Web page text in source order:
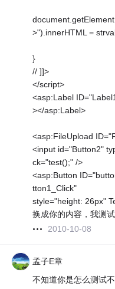
>").innerHTML =
}
// ]]>
</script>
<asp:Label
></asp:Label>
<asp:FileUpload
<input id="Button2"
ck="test();" />
<asp:Button
tton1_Click"
style="height: 26px"
换成你的内容，我测
2010-10-08
孟子E章
不知道你是怎么测试